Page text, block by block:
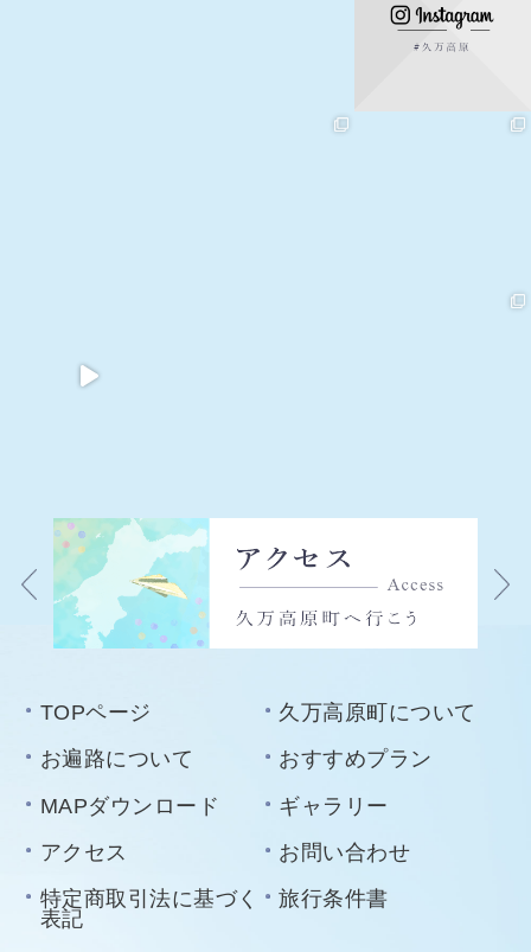
TOPページ
久万高原町について
お遍路について
おすすめプラン
MAPダウンロード
ギャラリー
アクセス
お問い合わせ
特定商取引法に基づく
表記
旅行条件書